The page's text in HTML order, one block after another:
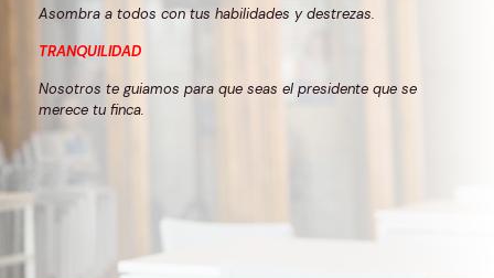
Asombra a todos con tus habilidades y destrezas.
TRANQUILIDAD
Nosotros te guiamos para que seas el presidente que se
merece tu finca.